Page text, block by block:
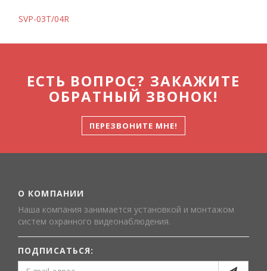
SVP-03T/04R
ЕСТЬ ВОПРОС? ЗАКАЖИТЕ
ОБРАТНЫЙ ЗВОНОК!
ПЕРЕЗВОНИТЕ МНЕ!
О КОМПАНИИ
Наша компания занимается установкой и монтажом
систем охранного видеонаблюдения.
ПОДПИСАТЬСЯ: